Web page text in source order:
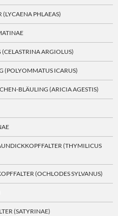
(LYCAENA PHLAEAS)
ARGIOLUS)
(POLYOMMATUS ICARUS)
BLÄULING (ARICIA AGESTIS)
(THYMILICUS
(OCHLODES SYLVANUS)
(SATYRINAE)